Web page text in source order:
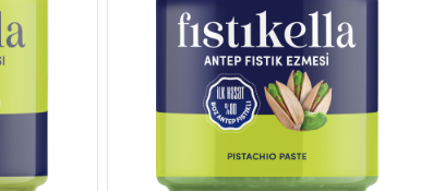
ÜRÜN İNCELE